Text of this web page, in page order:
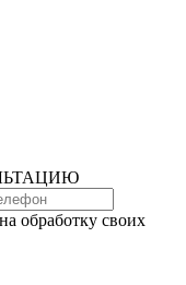
на обработку своих